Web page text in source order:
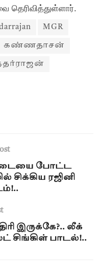
தெரிவித்துள்ளார்.
MGR
கண்ணதாசன்
போட்ட
சிக்கிய ரஜினி
இருக்கே?.. லீக்
பாடல்!..